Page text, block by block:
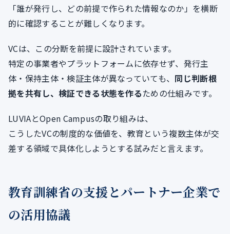
「誰が発行し、どの前提で作られた情報なのか」を横断
的に確認することが難しくなります。
VCは、この分断を前提に設計されています。
特定の事業者やプラットフォームに依存せず、発行主
体・保持主体・検証主体が異なっていても、 同じ判断根
拠を共有し、検証できる状態を作るための仕組みです。
LUVIAとOpen Campusの取り組みは、
こうしたVCの制度的な価値を、教育という複数主体が交
差する領域で具体化しようとする試みだと言えます。
教育訓練省の支援とパートナー企業で
の活用協議